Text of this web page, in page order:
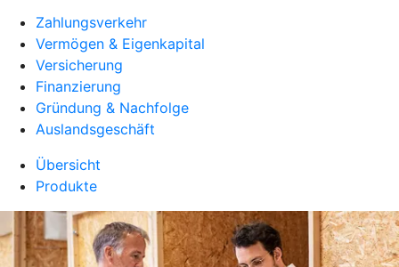
Zahlungsverkehr
Vermögen & Eigenkapital
Versicherung
Finanzierung
Gründung & Nachfolge
Auslandsgeschäft
Übersicht
Produkte